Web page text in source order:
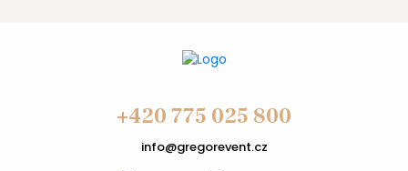
+420 775 025 800
info@gregorevent.cz